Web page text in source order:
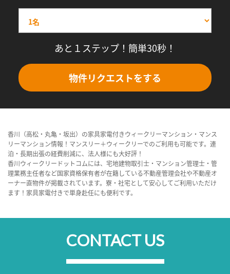
あと１ステップ！簡単30秒！
物件リクエストをする
香川（高松・丸亀・坂出）の家具家電付きウィークリーマンション・マンス
リーマンション情報！マンスリー＋ウィークリーでのご利用も可能です。連
泊・長期出張の経費削減に、法人様にも大好評！
香川ウィークリードットコムには、宅地建物取引士・マンション管理士・管
理業務主任者など国家資格保有者が在籍している不動産管理会社や不動産オ
ーナー直物件が掲載されています。寮・社宅として安心してご利用いただけ
ます！家具家電付きで単身赴任にも便利です。
CONTACT US